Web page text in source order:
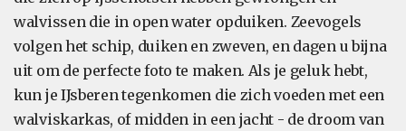
walvissen die in open water opduiken. Zeevogels
volgen het schip, duiken en zweven, en dagen u bijna
uit om de perfecte foto te maken. Als je geluk hebt,
kun je IJsberen tegenkomen die zich voeden met een
walviskarkas, of midden in een jacht - de droom van